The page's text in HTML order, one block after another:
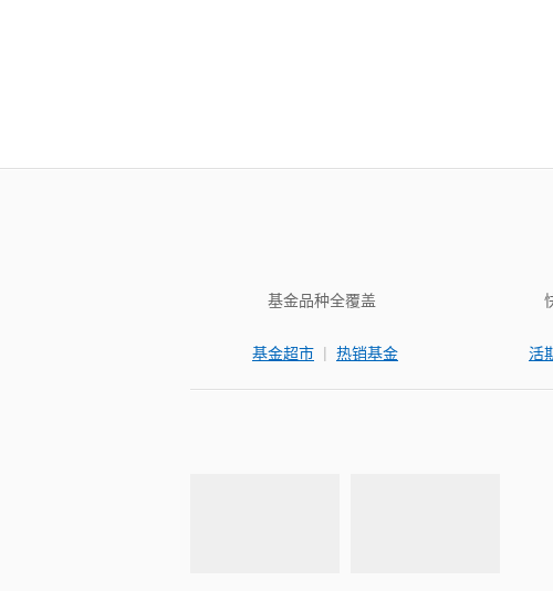
基金品种全覆盖
基金超市 | 热销基金 活